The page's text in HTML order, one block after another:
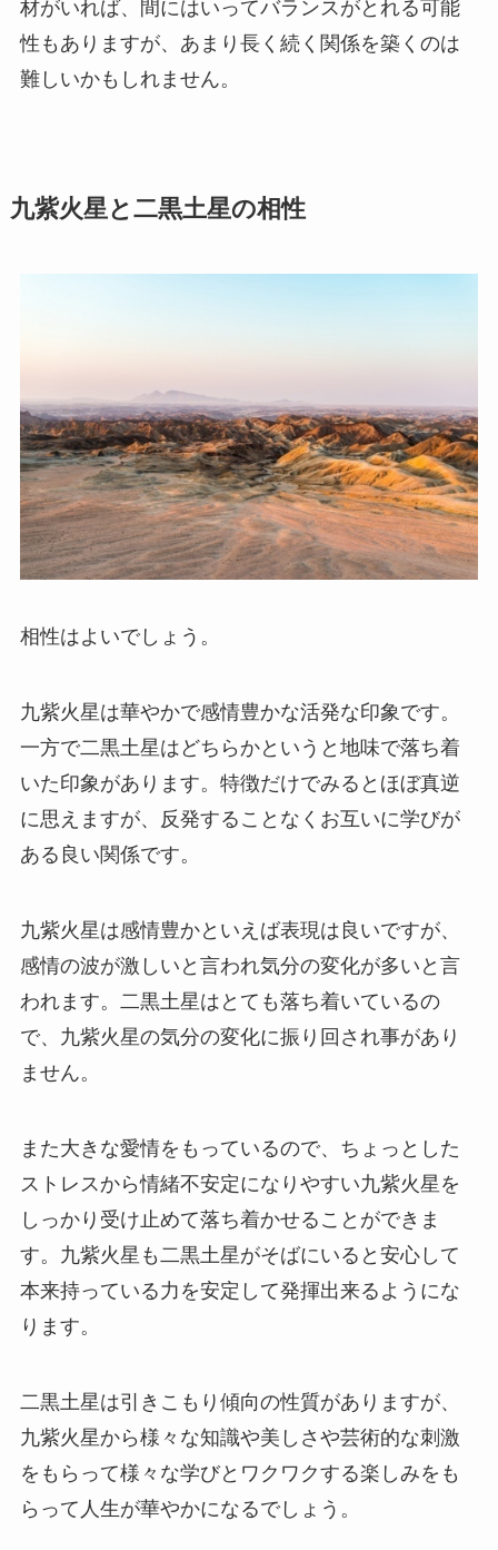
材がいれば、間にはいってバランスがとれる可能
性もありますが、あまり長く続く関係を築くのは
難しいかもしれません。
九紫火星と二黒土星の相性
相性はよいでしょう。
九紫火星は華やかで感情豊かな活発な印象です。
一方で二黒土星はどちらかというと地味で落ち着
いた印象があります。特徴だけでみるとほぼ真逆
に思えますが、反発することなくお互いに学びが
ある良い関係です。
九紫火星は感情豊かといえば表現は良いですが、
感情の波が激しいと言われ気分の変化が多いと言
われます。二黒土星はとても落ち着いているの
で、九紫火星の気分の変化に振り回され事があり
ません。
また大きな愛情をもっているので、ちょっとした
ストレスから情緒不安定になりやすい九紫火星を
しっかり受け止めて落ち着かせることができま
す。九紫火星も二黒土星がそばにいると安心して
本来持っている力を安定して発揮出来るようにな
ります。
二黒土星は引きこもり傾向の性質がありますが、
九紫火星から様々な知識や美しさや芸術的な刺激
をもらって様々な学びとワクワクする楽しみをも
らって人生が華やかになるでしょう。